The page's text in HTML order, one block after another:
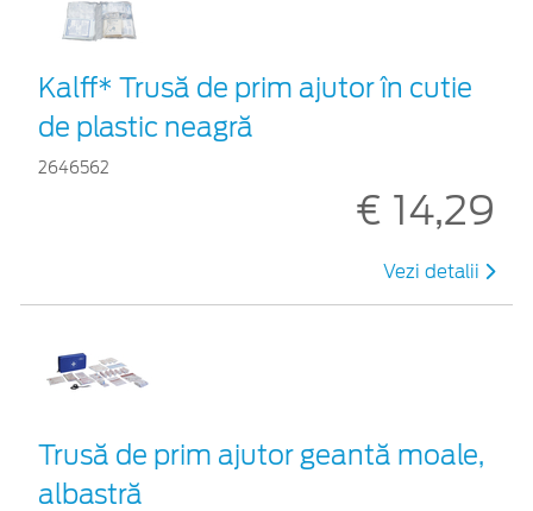
Kalff* Trusă de prim ajutor în cutie
de plastic neagră
2646562
€ 14,29
Vezi detalii
Trusă de prim ajutor geantă moale,
albastră